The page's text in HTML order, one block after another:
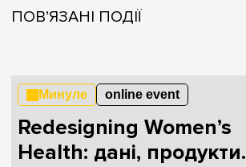
ПОВ’ЯЗАНІ ПОДІЇ
Минуле online event
Redesigning Women’s
Health: дані, продукти,